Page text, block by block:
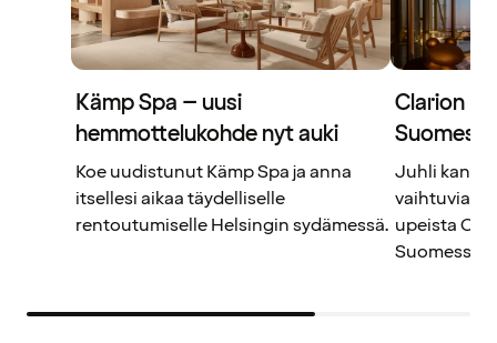
Kämp Spa – uusi
hemmottelukohde nyt auki
Koe uudistunut Kämp Spa ja anna
itsellesi aikaa täydelliselle
rentoutumiselle Helsingin sydämessä.
Clarion
Juhli
vaihtuvia
upeista
Suomessa.